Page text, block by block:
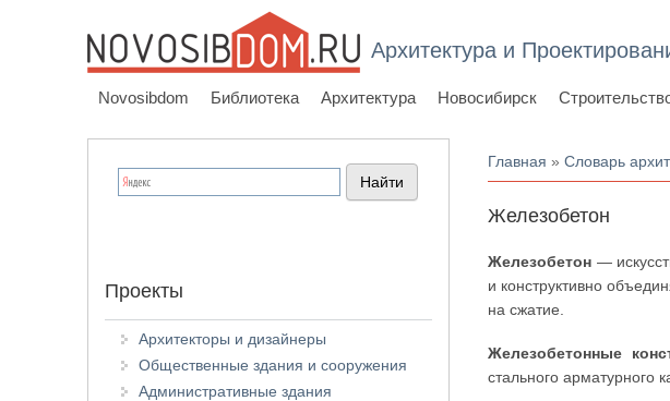
Архитектура и
Novosibdom Библиотека Архитектура Новосибирск
Вы здесь
Главная »Словарь
Железобетон
Железобетон —
и конструктивно
на сжатие.
Железобетонные
стального арматурного
Проекты
Архитекторы и дизайнеры
Общественные здания и сооружения
Административные здания